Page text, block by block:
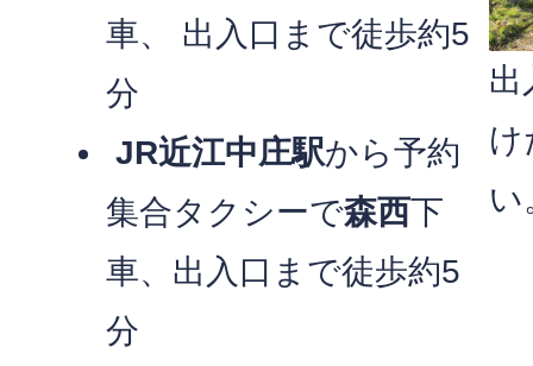
出
け
い
車、 出入口まで徒歩約5
分
JR近江中庄駅から予約
集合タクシーで森西下
車、出入口まで徒歩約5
分